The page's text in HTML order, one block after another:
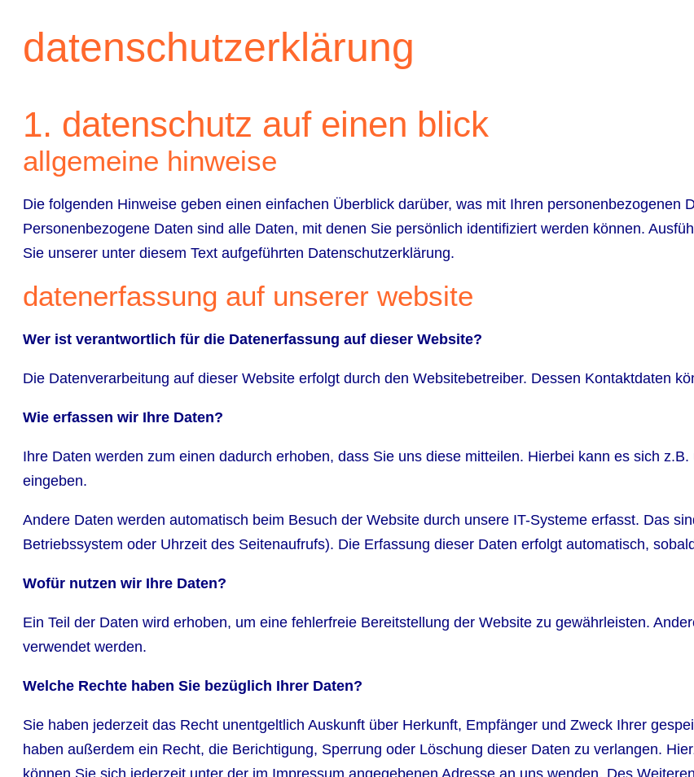
datenschutzerklärung
1. datenschutz auf einen blick
allgemeine hinweise
Die folgenden Hinweise geben einen einfachen Überblick darüber, was mit Ihren personenbezogenen
Personenbezogene Daten sind alle Daten, mit denen Sie persönlich identifiziert werden können.
Sie unserer unter diesem Text aufgeführten Datenschutzerklärung.
datenerfassung auf unserer website
Wer ist verantwortlich für die Datenerfassung auf dieser Website?
Die Datenverarbeitung auf dieser Website erfolgt durch den Websitebetreiber. Dessen Kontaktdaten
Wie erfassen wir Ihre Daten?
Ihre Daten werden zum einen dadurch erhoben, dass Sie uns diese mitteilen. Hierbei kann es sich
eingeben.
Andere Daten werden automatisch beim Besuch der Website durch unsere IT-Systeme erfasst. Das
Betriebssystem oder Uhrzeit des Seitenaufrufs). Die Erfassung dieser Daten erfolgt automatisch,
Wofür nutzen wir Ihre Daten?
Ein Teil der Daten wird erhoben, um eine fehlerfreie Bereitstellung der Website zu gewährleisten.
verwendet werden.
Welche Rechte haben Sie bezüglich Ihrer Daten?
Sie haben jederzeit das Recht unentgeltlich Auskunft über Herkunft, Empfänger und Zweck Ihrer
haben außerdem ein Recht, die Berichtigung, Sperrung oder Löschung dieser Daten zu verlangen.
können Sie sich jederzeit unter der im Impressum angegebenen Adresse an uns wenden. Des